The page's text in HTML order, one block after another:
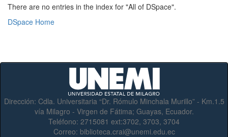
There are no entries in the index for "All of DSpace".
DSpace Home
Dirección: Cdla. Universitaria “Dr. Rómulo Minchala Murillo” - Km.1.5
vía Milagro - Virgen de Fátima; Guayas, Ecuador.
Teléfono: 2715081 ext:3702, 3703, 3704
Correo: biblioteca.crai@unemi.edu.ec